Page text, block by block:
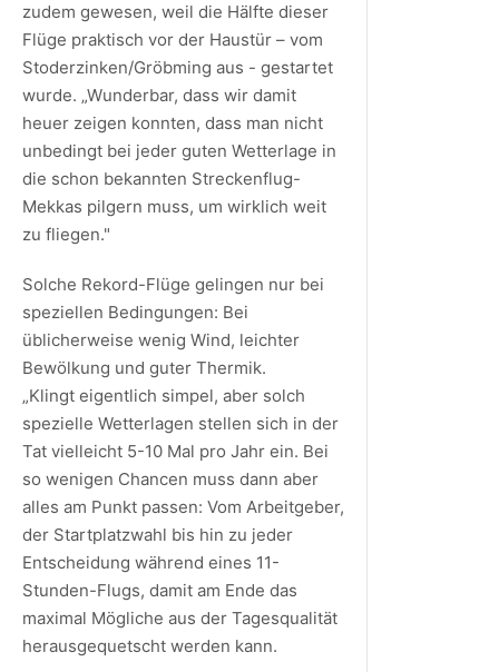
zudem gewesen, weil die Hälfte dieser
Flüge praktisch vor der Haustür – vom
Stoderzinken/Gröbming aus - gestartet
wurde. „Wunderbar, dass wir damit
heuer zeigen konnten, dass man nicht
unbedingt bei jeder guten Wetterlage in
die schon bekannten Streckenflug-
Mekkas pilgern muss, um wirklich weit
zu fliegen."
Solche Rekord-Flüge gelingen nur bei
speziellen Bedingungen: Bei
üblicherweise wenig Wind, leichter
Bewölkung und guter Thermik.
„Klingt eigentlich simpel, aber solch
spezielle Wetterlagen stellen sich in der
Tat vielleicht 5-10 Mal pro Jahr ein. Bei
so wenigen Chancen muss dann aber
alles am Punkt passen: Vom Arbeitgeber,
der Startplatzwahl bis hin zu jeder
Entscheidung während eines 11-
Stunden-Flugs, damit am Ende das
maximal Mögliche aus der Tagesqualität
herausgequetscht werden kann.